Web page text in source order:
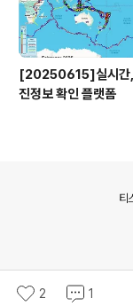
[20250615]실시간,
진정보 확인 플랫폼
2 1
티